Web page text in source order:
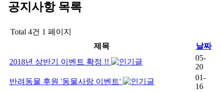
공지사항목록
Total 4건 1 페이지
제목
날짜
2018년 상반기 이벤트 확정 !!
05-
20
반려동물 후원 '동물사랑 이벤트'
01-
16